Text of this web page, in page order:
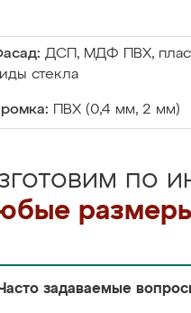
ДСП, МДФ ПВХ,
стекла
ПВХ (0,4 мм, 2 мм)
по
задаваемые